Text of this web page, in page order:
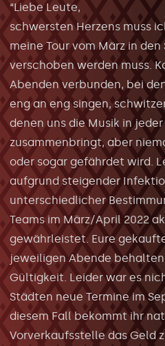
“Liebe Leute,
schwersten Herzens muss
meine Tour vom März in
verschoben werden muss.
Abenden verbunden, bei
eng an eng singen,
denen uns die Musik in
zusammenbringt, aber
oder sogar gefährdet wird.
aufgrund steigender
unterschiedlicher
Teams im März/April 2022
gewährleistet. Eure
jeweiligen Abende
Gültigkeit. Leider war es
Städten neue Termine im
diesem Fall bekommt ihr
Vorverkaufsstelle das Geld